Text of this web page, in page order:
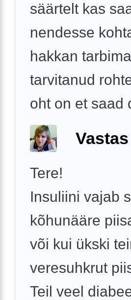
säärtelt kas
nendesse
hakkan
tarvitanud
oht on et saad
Tere!
Insuliini vajab
kõhunääre
või kui ükski
veresuhkrut
Teil veel